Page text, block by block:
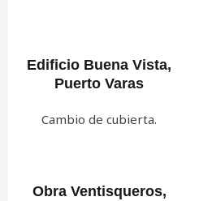
Edificio Buena Vista,
Puerto Varas
Cambio de cubierta.
Obra Ventisqueros,